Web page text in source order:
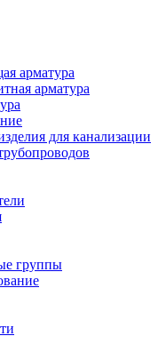
арматура
арматура
для канализации
группы